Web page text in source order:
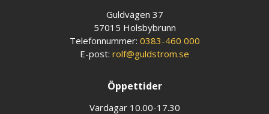
Guldvägen 37
57015 Holsbybrunn
Telefonnummer: 0383-460 000
E-post: rolf@guldstrom.se
Öppettider
Vardagar 10.00-17.30